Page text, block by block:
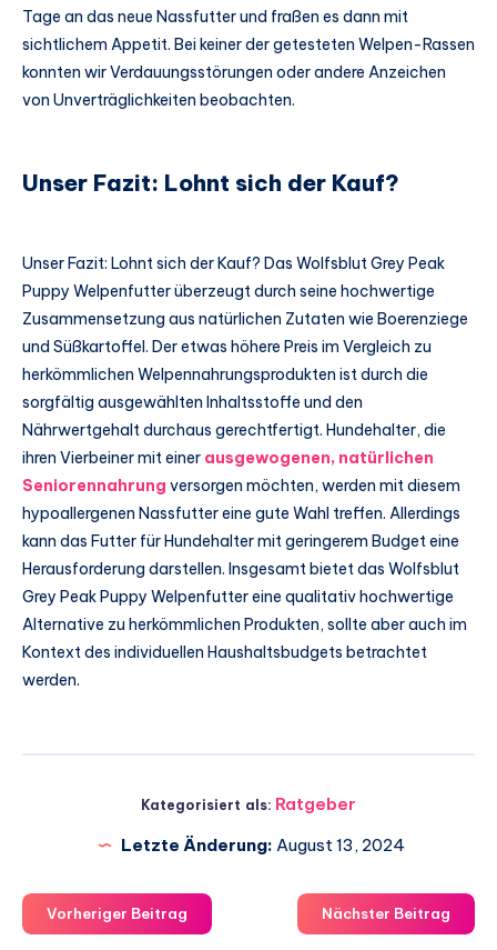
Tage an das neue Nassfutter und fraßen es dann mit
sichtlichem Appetit. Bei keiner der getesteten Welpen-Rassen
konnten wir Verdauungsstörungen oder andere Anzeichen
von Unverträglichkeiten beobachten.
Unser Fazit: Lohnt sich der Kauf?
Unser Fazit: Lohnt sich der Kauf? Das Wolfsblut Grey Peak
Puppy Welpenfutter überzeugt durch seine hochwertige
Zusammensetzung aus natürlichen Zutaten wie Boerenziege
und Süßkartoffel. Der etwas höhere Preis im Vergleich zu
herkömmlichen Welpennahrungsprodukten ist durch die
sorgfältig ausgewählten Inhaltsstoffe und den
Nährwertgehalt durchaus gerechtfertigt. Hundehalter, die
ihren Vierbeiner mit einer ausgewogenen, natürlichen
Seniorennahrung versorgen möchten, werden mit diesem
hypoallergenen Nassfutter eine gute Wahl treffen. Allerdings
kann das Futter für Hundehalter mit geringerem Budget eine
Herausforderung darstellen. Insgesamt bietet das Wolfsblut
Grey Peak Puppy Welpenfutter eine qualitativ hochwertige
Alternative zu herkömmlichen Produkten, sollte aber auch im
Kontext des individuellen Haushaltsbudgets betrachtet
werden.
Kategorisiert als: Ratgeber
Letzte Änderung: August 13, 2024
Vorheriger Beitrag Nächster Beitrag